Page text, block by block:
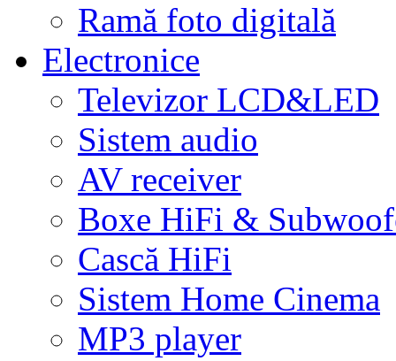
Ramă foto digitală
Electronice
Televizor LCD&LED
Sistem audio
AV receiver
Boxe HiFi &
Cască HiFi
Sistem Home Cinema
MP3 player